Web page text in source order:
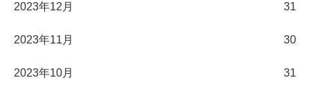
2023年12月 31
2023年11月 30
2023年10月 31